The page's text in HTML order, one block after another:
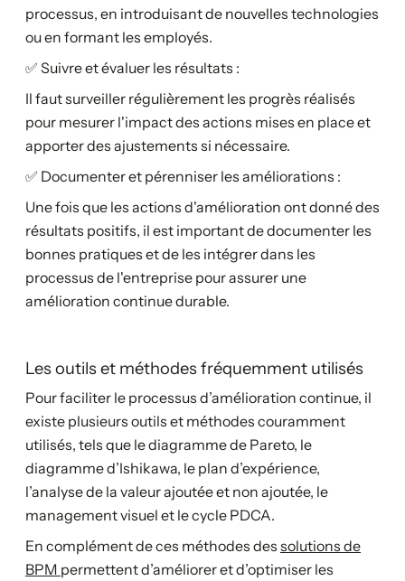
processus, en introduisant de nouvelles technologies
ou en formant les employés.
✅ Suivre et évaluer les résultats :
Il faut surveiller régulièrement les progrès réalisés
pour mesurer l'impact des actions mises en place et
apporter des ajustements si nécessaire.
✅ Documenter et pérenniser les améliorations :
Une fois que les actions d'amélioration ont donné des
résultats positifs, il est important de documenter les
bonnes pratiques et de les intégrer dans les
processus de l'entreprise pour assurer une
amélioration continue durable.
Les outils et méthodes fréquemment utilisés
Pour faciliter le processus d’amélioration continue, il
existe plusieurs outils et méthodes couramment
utilisés, tels que le diagramme de Pareto, le
diagramme d’Ishikawa, le plan d’expérience,
l’analyse de la valeur ajoutée et non ajoutée, le
management visuel et le cycle PDCA.
En complément de ces méthodes des solutions de
BPM permettent d’améliorer et d’optimiser les